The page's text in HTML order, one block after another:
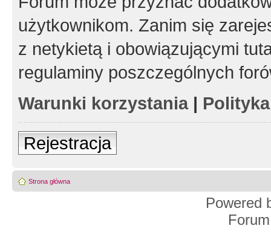
użytkownikom. Zanim się
z netykietą i obowiązującymi
regulaminy poszczególnych
Warunki korzystania|
Rejestracja
Strona główna
Powered